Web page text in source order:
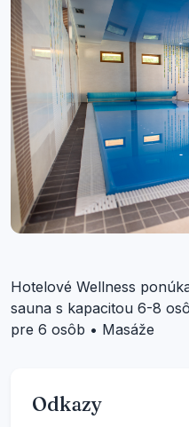
Hotelové Wellness
sauna s kapacitou 6-8
pre 6 osôb • Masáže
Odkazy